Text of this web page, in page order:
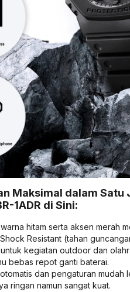
Maksimal dalam Satu
1ADR di Sini:
hitam serta aksen merah
Resistant (tahan
kegiatan outdoor dan
bebas repot ganti baterai.
dan pengaturan mudah
ringan namun sangat kuat.